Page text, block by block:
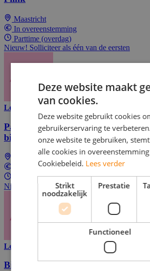
Maastricht
In overeenstemming
Parttime (overdag)
Nieuw! Solliciteer als één van de eersten
Lees meer
Parttime Fietskoerier voor
bij Flink
In overeenstemming
Parttime (overdag)
Nieuw! Solliciteer als één van de eersten
Lees meer
Bijbaan: E-Bike Bezorger
Deze website maakt
van cookies.
Deze website gebruikt cookies
gebruikerservaring te
onze website te gebruiken,
alle cookies in
Cookiebeleid. Lees verder
Strikt
noodzakelijk
Prestatie
Functioneel